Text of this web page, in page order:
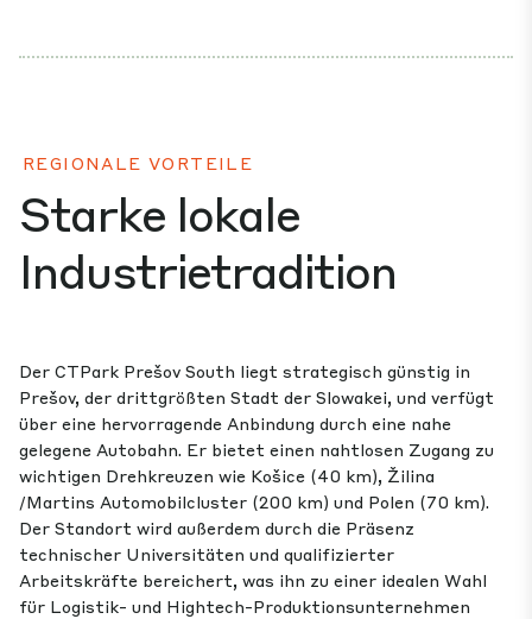
REGIONALE VORTEILE
Starke lokale
Industrietradition
Der CTPark Prešov South liegt strategisch günstig in
Prešov, der drittgrößten Stadt der Slowakei, und verfügt
über eine hervorragende Anbindung durch eine nahe
gelegene Autobahn. Er bietet einen nahtlosen Zugang zu
wichtigen Drehkreuzen wie Košice (40 km), Žilina
/Martins Automobilcluster (200 km) und Polen (70 km).
Der Standort wird außerdem durch die Präsenz
technischer Universitäten und qualifizierter
Arbeitskräfte bereichert, was ihn zu einer idealen Wahl
für Logistik- und Hightech-Produktionsunternehmen